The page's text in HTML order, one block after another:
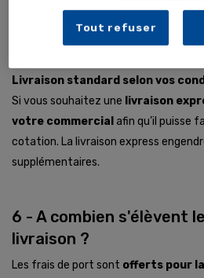
5 - Quels modes de
Livraison standard selon vos
Si vous souhaitez une livraison
votre commercial afin qu’il puisse
cotation. La livraison express
supplémentaires.
6 - A combien s'élèvent
livraison ?
Les frais de port sont offerts pour
Tout refuser